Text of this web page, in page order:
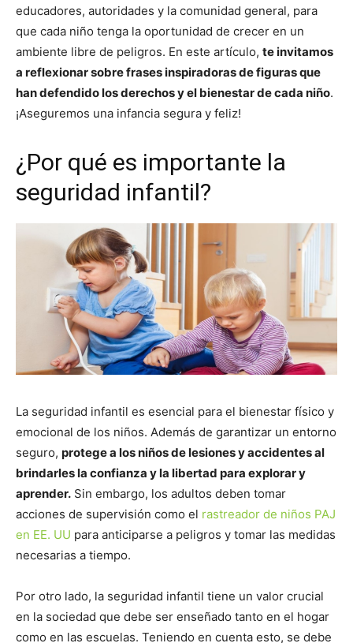
educadores, autoridades y la comunidad general, para
que cada niño tenga la oportunidad de crecer en un
ambiente libre de peligros. En este artículo, te invitamos
a reflexionar sobre frases inspiradoras de figuras que
han defendido los derechos y el bienestar de cada niño.
¡Aseguremos una infancia segura y feliz!
¿Por qué es importante la
seguridad infantil?
La seguridad infantil es esencial para el bienestar físico y
emocional de los niños. Además de garantizar un entorno
seguro, protege a los niños de lesiones y accidentes al
brindarles la confianza y la libertad para explorar y
aprender. Sin embargo, los adultos deben tomar
acciones de supervisión como el rastreador de niños PAJ
en EE. UU para anticiparse a peligros y tomar las medidas
necesarias a tiempo.
Por otro lado, la seguridad infantil tiene un valor crucial
en la sociedad que debe ser enseñado tanto en el hogar
como en las escuelas. Teniendo en cuenta esto, se debe